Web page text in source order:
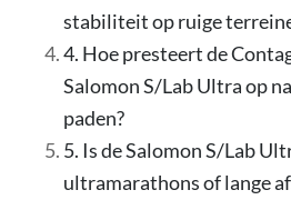
stabiliteit op ruige
4. Hoe presteert de
Salomon S/Lab Ultra op
paden?
5. Is de Salomon S/Lab
ultramarathons of lange